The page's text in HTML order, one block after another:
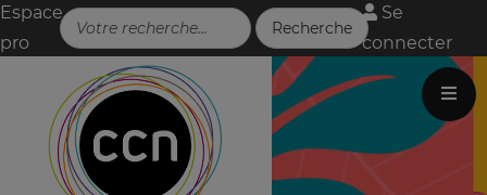
Espace
pro
Se
connecter